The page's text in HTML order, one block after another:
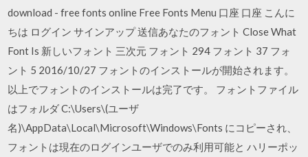
download - free fonts online Free Fonts Menu 口座 口座 こんに
ちは ログイン サインアップ 送信あなたのフォント Close What
Font Is 新しいフォント 三次元 フォント 294 フォント 37 フォ
ント 5 2016/10/27 フォントのインストールが開始されます。
以上でフォントのインストールは完了です。 フォントファイル
はフォルダ C:\Users\(ユーザ
名)\AppData\Local\Microsoft\Windows\Fonts にコピーされ、
フォントは現在のログインユーザでのみ利用可能と ハリーポッ